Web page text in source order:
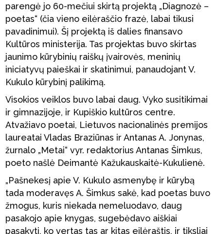
parengė jo 60-mečiui skirtą projektą „Diagnozė –
poetas“ (čia vieno eilėraščio frazė, labai tikusi
pavadinimui). Šį projektą iš dalies finansavo
Kultūros ministerija. Tas projektas buvo skirtas
jaunimo kūrybinių raiškų įvairovės, meninių
iniciatyvų paieškai ir skatinimui, panaudojant V.
Kukulo kūrybinį palikimą.
Visokios veiklos buvo labai daug. Vyko susitikimai
ir gimnazijoje, ir Kupiškio kultūros centre.
Atvažiavo poetai, Lietuvos nacionalinės premijos
laureatai Vladas Braziūnas ir Antanas A. Jonynas,
žurnalo „Metai“ vyr. redaktorius Antanas Šimkus,
poeto našlė Deimantė Kažukauskaitė-Kukulienė.
„Pašnekesį apie V. Kukulo asmenybę ir kūrybą
tada moderavęs A. Šimkus sakė, kad poetas buvo
žmogus, kuris niekada nemeluodavo, daug
pasakojo apie knygas, sugebėdavo aiškiai
pasakyti, ko vertas tas ar kitas eilėraštis, ir tiksliai